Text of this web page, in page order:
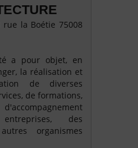
rue la Boétie 75008
a pour objet, en
la réalisation et
de diverses
de formations,
des
organismes